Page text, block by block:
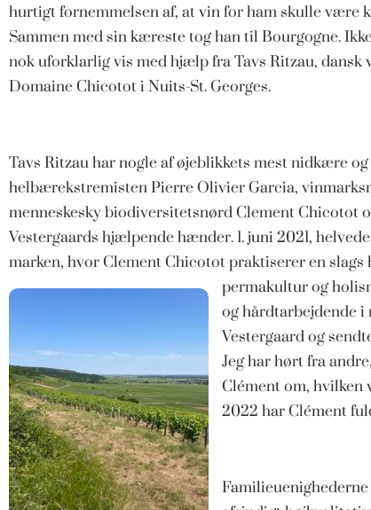
hurtigt fornemmelsen af, at vin for ham skulle være
Sammen med sin kæreste tog han til Bourgogne.
nok uforklarlig vis med hjælp fra Tavs Ritzau,
Domaine Chicotot i Nuits-St. Georges.
Tavs Ritzau har nogle af øjeblikkets mest nidkære
helbærekstremisten Pierre Olivier Garcia,
menneskesky biodiversitetsnørd Clement Chicotot
Vestergaards hjælpende hænder. 1. juni 2021,
marken, hvor Clement Chicotot praktiserer en
permakultur og
og hårdtarbejdende i
Vestergaard og
Jeg har hørt fra
Clément om, hvilken
2022 har Clément